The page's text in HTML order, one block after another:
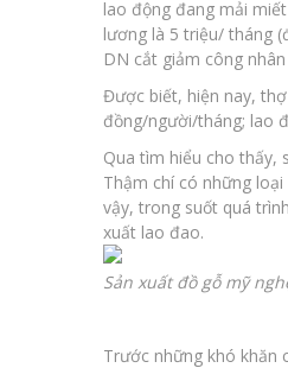
lao động đang mải
lương là 5 triệu/ tháng
DN cắt giảm công
Được biết, hiện nay,
đồng/người/tháng; lao
Qua tìm hiểu cho thấy,
Thậm chí có những
vậy, trong suốt quá
xuất lao đao.
Sản xuất đồ gỗ mỹ
Trước những khó khăn